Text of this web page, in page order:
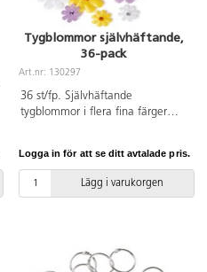
Tygblommor självhäftande,
36-pack
Art.nr: 130297
36 st/fp. Självhäftande
tygblommor i flera fina färger
polyester.
Logga in för att se ditt avtalade pris.
Lägg i varukorgen